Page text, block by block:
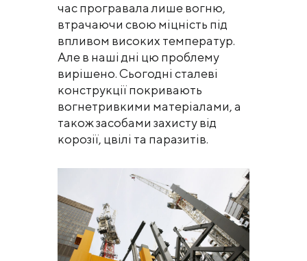
час програвала лише вогню,
втрачаючи свою міцність під
впливом високих температур.
Але в наші дні цю проблему
вирішено. Сьогодні сталеві
конструкції покривають
вогнетривкими матеріалами, а
також засобами захисту від
корозії, цвілі та паразитів.